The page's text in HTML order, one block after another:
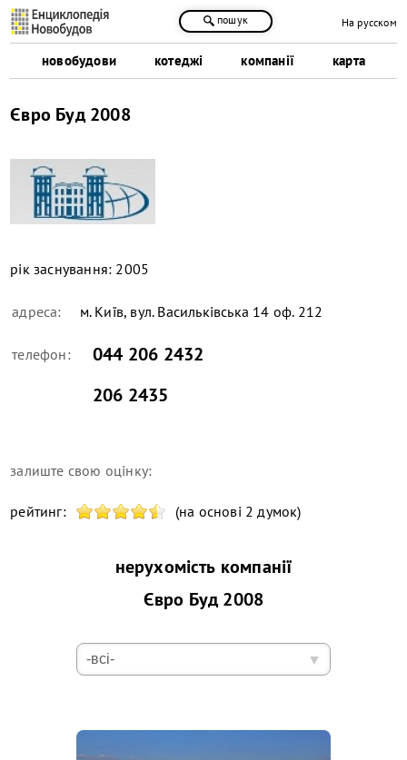
новобудови котеджі компанії карта
пошук На русском
Євро Буд 2008
рік заснування: 2005
адреса: м. Київ, вул. Васильківська 14 оф. 212
телефон:
044 206 2432
206 2435
залиште свою оцінку:
рейтинг: (на основі 2 думок)
нерухомість компанії
Євро Буд 2008